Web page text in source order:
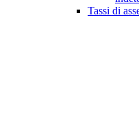
Tassi di